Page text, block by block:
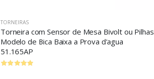
TORNEIRAS
Torneira com Sensor de Mesa Bivolt ou Pilhas
Modelo de Bica Baixa a Prova d'agua
51.165AP